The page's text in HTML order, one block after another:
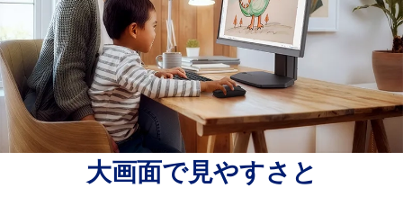
大画面で見やすさと